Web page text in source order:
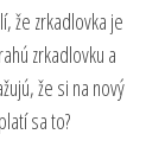
že zrkadlovka je
zrkadlovku a
že si na nový
sa to?